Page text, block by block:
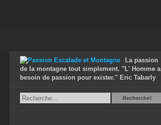
La passion
de la montagne tout simplement. "L' Homme a
besoin de passion pour exister." Eric Tabarly
RechercheRecherche!